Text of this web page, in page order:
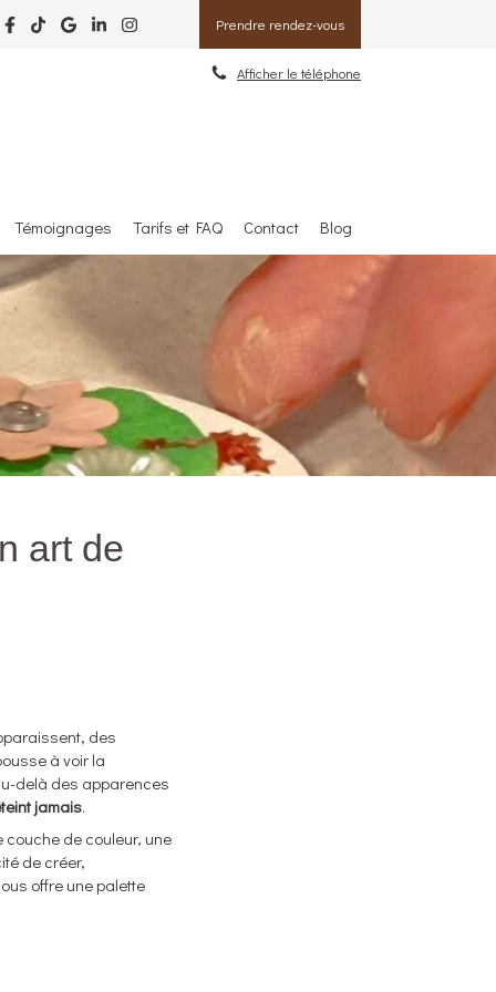
Prendre rendez-vous
Afficher le téléphone
Témoignages Tarifs et FAQ Contact Blog
art de
des
à voir la
delà des apparences
jamais.
couche de couleur, une
de créer,
offre une palette